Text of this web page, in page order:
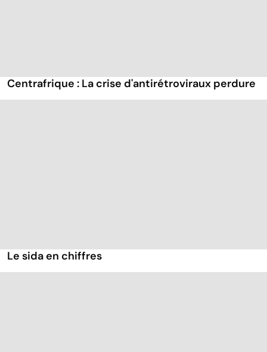
Centrafrique : La crise d'antirétroviraux perdure
Le sida en chiffres